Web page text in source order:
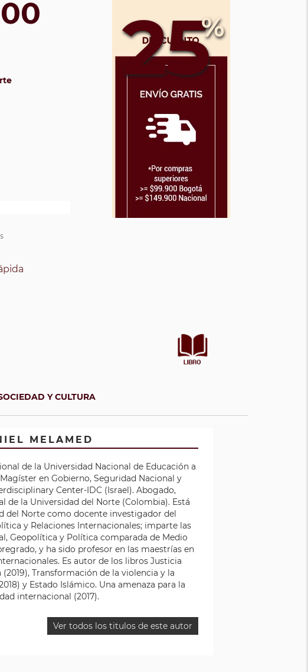
25%
Y CULTURA
MELAMED
de la Universidad Nacional de Educación a
en Gobierno, Seguridad Nacional y
Center-IDC (Israel). Abogado,
de la Universidad del Norte (Colombia). Está
del Norte como docente investigador del
y Relaciones Internacionales; imparte las
Geopolítica y Política comparada de Medio
y ha sido profesor en las maestrías en
Es autor de los libros Justicia
Transformación de la violencia y la
y Estado Islámico. Una amenaza para la
internacional (2017).
Ver todos los titulos de este autor